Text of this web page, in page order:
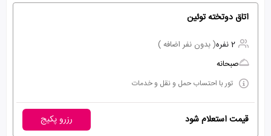
اتاق دوتخته توئین
2 نفره
( بدون نفر اضافه )
صبحانه
تور با احتساب حمل و نقل و خدمات
قیمت استعلام شود رزرو پکیج